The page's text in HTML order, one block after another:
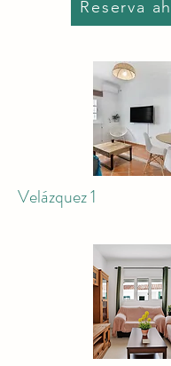
Reserva
Velázquez 1